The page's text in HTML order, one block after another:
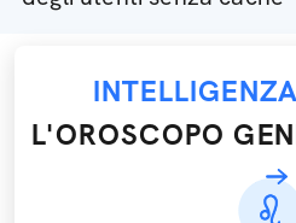
L'OROSCOPO